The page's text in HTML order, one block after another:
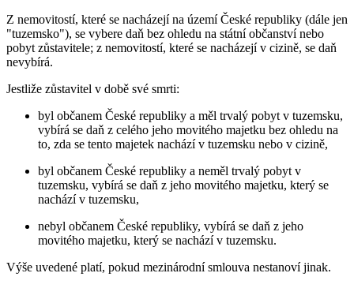
Z nemovitostí, které se nacházejí na území České republiky (dále jen
"tuzemsko"), se vybere daň bez ohledu na státní občanství nebo
pobyt zůstavitele; z nemovitostí, které se nacházejí v cizině, se daň
nevybírá.
Jestliže zůstavitel v době své smrti:
byl občanem České republiky a měl trvalý pobyt v tuzemsku,
vybírá se daň z celého jeho movitého majetku bez ohledu na
to, zda se tento majetek nachází v tuzemsku nebo v cizině,
byl občanem České republiky a neměl trvalý pobyt v
tuzemsku, vybírá se daň z jeho movitého majetku, který se
nachází v tuzemsku,
nebyl občanem České republiky, vybírá se daň z jeho
movitého majetku, který se nachází v tuzemsku.
Výše uvedené platí, pokud mezinárodní smlouva nestanoví jinak.